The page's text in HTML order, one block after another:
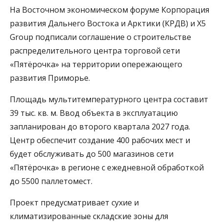
На Восточном экономическом форуме Корпорация
развития Дальнего Востока и Арктики (КРДВ) и X5
Group подписали соглашение о строительстве
распределительного центра торговой сети
«Пятёрочка» на территории опережающего
развития Приморье.
Площадь мультитемпературного центра составит
39 тыс. кв. м. Ввод объекта в эксплуатацию
запланирован до второго квартала 2027 года.
Центр обеспечит создание 400 рабочих мест и
будет обслуживать до 500 магазинов сети
«Пятёрочка» в регионе с ежедневной обработкой
до 5500 паллетомест.
Проект предусматривает сухие и
климатизированные складские зоны для